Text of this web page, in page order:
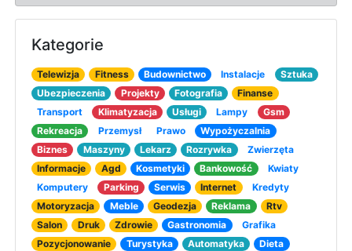
Kategorie
Telewizja Fitness Budownictwo Instalacje
Sztuka
Ubezpieczenia
Projekty Fotografia
Finanse
Transport
Klimatyzacja Usługi Lampy
Gsm
Rekreacja
Przemysł Prawo
Wypożyczalnia
Biznes
Maszyny Lekarz Rozrywka
Zwierzęta
Informacje
Agd Kosmetyki Bankowość
Kwiaty
Komputery
Parking Serwis Internet
Kredyty
Motoryzacja
Meble Geodezja Reklama
Rtv
Salon
Druk Zdrowie Gastronomia
Grafika
Pozycjonowanie
Turystyka Automatyka
Dieta